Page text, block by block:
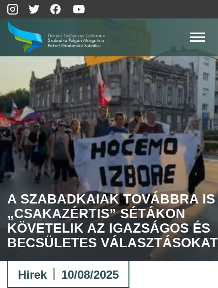
A SZABADKAIAK TOVÁBBRA IS
„CSAKAZÉRTIS” SÉTÁKON
KÖVETELIK AZ IGAZSÁGOS ÉS
BECSÜLETES VÁLASZTÁSOKAT
Hirek 10/08/2025